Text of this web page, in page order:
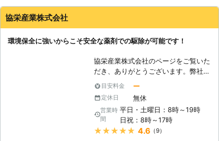
協栄産業株式会社
環境保全に強いからこそ安全な薬剤での駆除が可能です！
協栄産業株式会社のページをご覧いた
だき、ありがとうございます。弊社で
は害獣、害虫駆除に用いる環境に配慮
した殺虫剤・防除剤の生産、卸販売な
どを行っております。また、害獣、害
虫の駆除作業も承っており、お客様の
住宅環境改善を全力でサポートさせて
いただいております。さらに、社員に
目安料金 ー
定休日 無休
営業時
間
平日・土曜日：8時～19時
日祝：8時～17時
★★★★★ 4.6 （9）